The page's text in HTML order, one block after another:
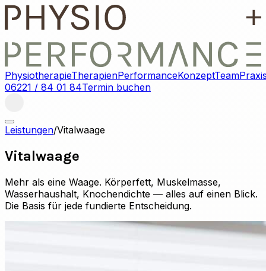
PhysiotherapieTherapienPerformanceKonzeptTeamPraxis
06221 / 84 01 84Termin buchen
Leistungen/Vitalwaage
Vitalwaage
Mehr als eine Waage. Körperfett, Muskelmasse,
Wasserhaushalt, Knochendichte — alles auf einen Blick.
Die Basis für jede fundierte Entscheidung.